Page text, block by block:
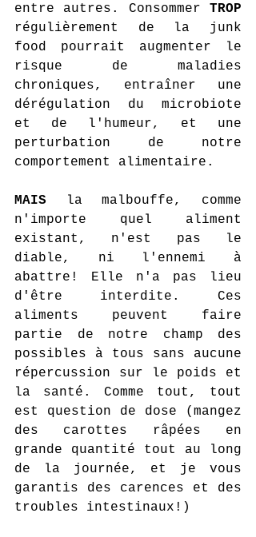
entre autres. Consommer
régulièrement de la junk
food pourrait augmenter le
risque de maladies
chroniques, entraîner une
dérégulation du microbiote
et de l'humeur, et une
perturbation de notre
comportement alimentaire.
MAIS
la malbouffe, comme
n'importe quel aliment
existant, n'est pas le
diable, ni l'ennemi à
abattre! Elle n'a pas lieu
d'être interdite. Ces
aliments peuvent faire
partie de notre champ des
possibles à tous sans aucune
répercussion sur le poids et
la santé. Comme tout, tout
est question de dose (mangez
des carottes râpées en
grande quantité tout au long
de la journée, et je vous
garantis des carences et des
troubles intestinaux!)